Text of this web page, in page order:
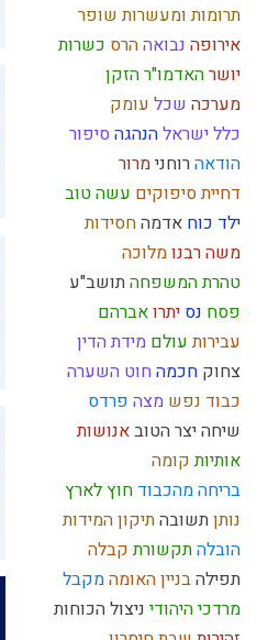
תרומות ומעשרותשופר
אירופה נבואההרס כשרות
יושרהאדמו"ר הזקן
מערכה שכל עומק
כלל ישראלהנהגה סיפור
הודאהרוחנימרור
דחיית סיפוקים עשה טוב
ילד כוח אדמהחסידות
משה רבנומלוכה
טהרת המשפחהתושב"ע
פסח נס יתרואברהם
עבירותעולם מידת הדין
צחוק חכמה חוט השערה
כבוד נפש מצה פרדס
שיחהיצר הטובאנושות
אותיותקומה
בריחה מהכבוד חוץ לארץ
נותןתשובהתיקון המידות
הובלהתקשורתקבלה
תפילהבניין האומהמקבל
מרדכי היהודי ניצול הכוחות